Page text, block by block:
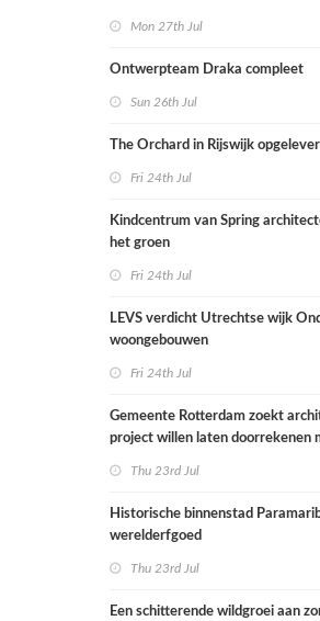
Mon 27th Jul
Ontwerpteam Draka compleet
Sun 26th Jul
The Orchard in Rijswijk
Fri 24th Jul
Kindcentrum van Spring
het groen
Fri 24th Jul
LEVS verdicht Utrechtse wijk
woongebouwen
Fri 24th Jul
Gemeente Rotterdam zoekt
project willen laten doorrekenen
Thu 23rd Jul
Historische binnenstad
werelderfgoed
Thu 23rd Jul
Een schitterende wildgroei aan